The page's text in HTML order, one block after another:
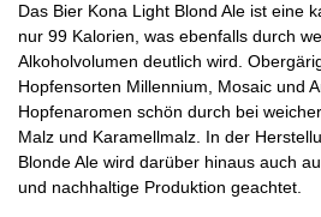
Das Bier Kona Light Blond Ale ist eine
nur 99 Kalorien, was ebenfalls durch
Alkoholvolumen deutlich wird.
Hopfensorten Millennium, Mosaic und
Hopfenaromen schön durch bei
Malz und Karamellmalz. In der
Blonde Ale wird darüber hinaus auch
und nachhaltige Produktion geachtet.